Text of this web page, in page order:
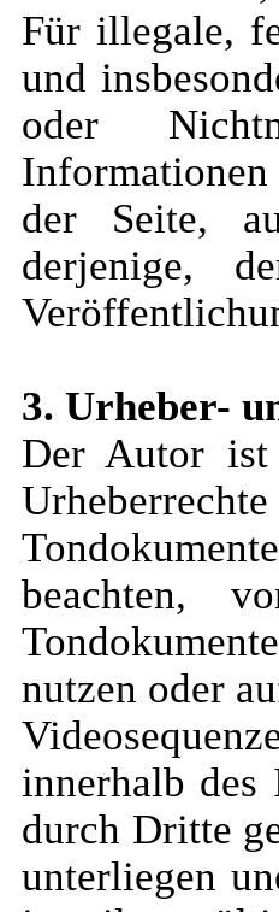
Für illegale,
und
oder
der Seite,
derjenige,
3. Urheber-
Der Autor ist
beachten,
nutzen oder
innerhalb des
durch Dritte
unterliegen